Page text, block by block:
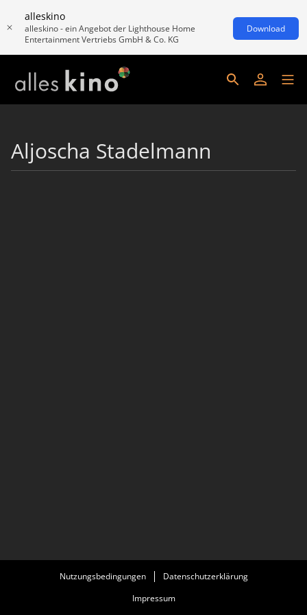
alleskino
alleskino - ein Angebot der Lighthouse Home
Entertainment Vertriebs GmbH & Co. KG
Download
Aljoscha Stadelmann
Nutzungsbedingungen
Datenschutzerklärung
Impressum